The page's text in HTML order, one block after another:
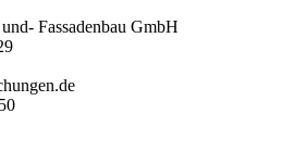
Fassadenbau GmbH